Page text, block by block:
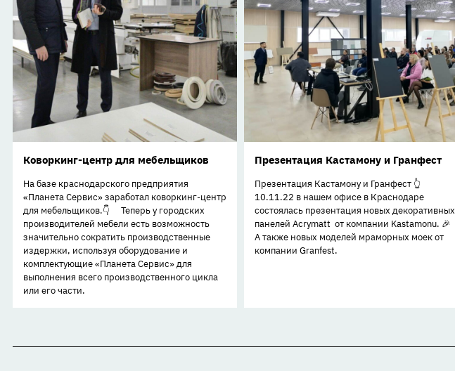
Коворкинг-центр для мебельщиков
На базе краснодарского предприятия
«Планета Сервис» заработал коворкинг-центр
для мебельщиков.👇 ⠀ Теперь у городских
производителей мебели есть возможность
значительно сократить производственные
издержки, используя оборудование и
комплектующие «Планета Сервис» для
выполнения всего производственного цикла
или его части.
Презентация Кастамону и Гранфест
Презентация Кастамону и Гранфест 👆
10.11.22 в нашем офисе в Краснодаре
состоялась презентация новых декоративных
панелей Acrymatt от компании Kastamonu. 🎉
А также новых моделей мраморных моек от
компании Granfest.